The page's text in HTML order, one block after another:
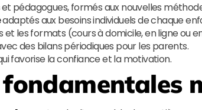
et pédagogues, formés aux nouvelles
adaptés aux besoins individuels de chaque
et les formats (cours à domicile, en ligne ou
des bilans périodiques pour les parents.
favorise la confiance et la motivation.